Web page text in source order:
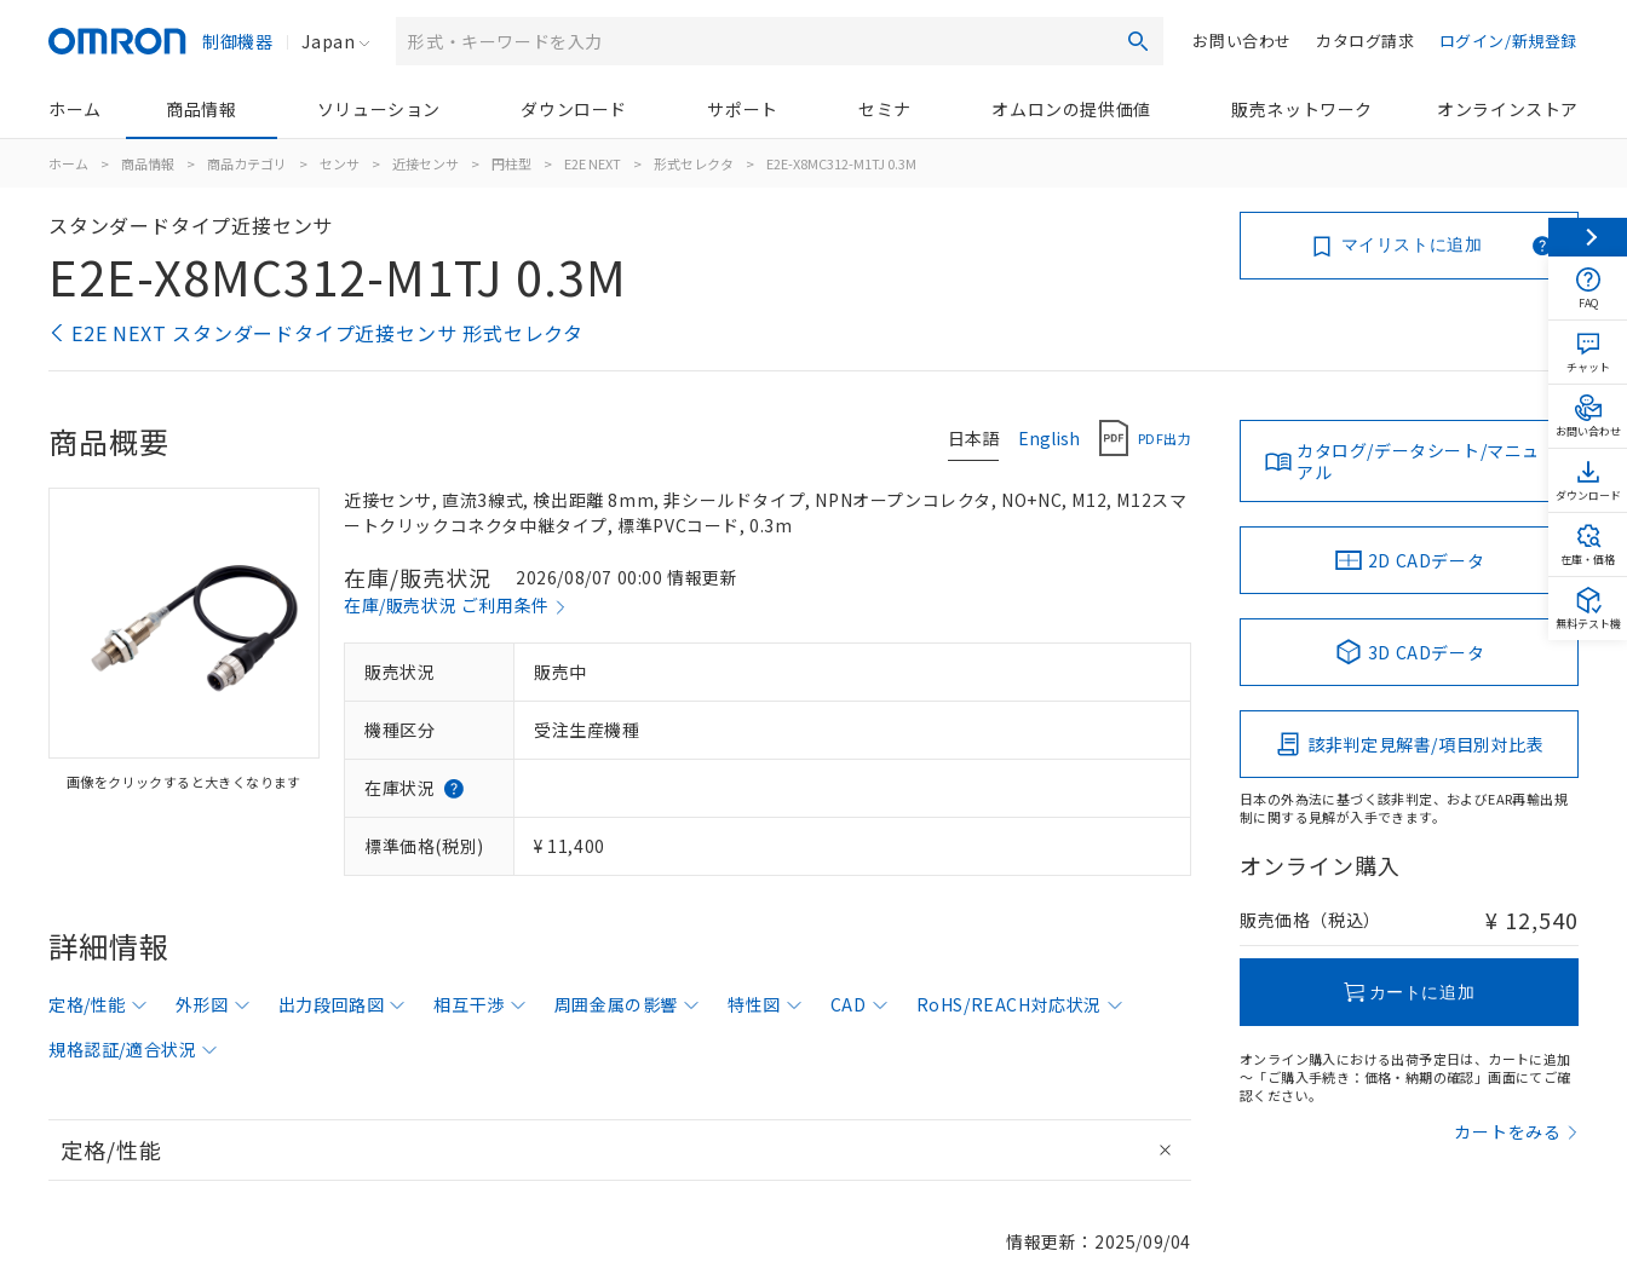
制御機器 Japan 検索 ログイン/新規登録
カタログ請求
お問い合わせ
ホーム 商品情報 ソリューション ダウンロード サポート セミナ オムロンの提供価値 販売ネットワーク オンラインストア
ホーム > 商品情報 > 商品カテゴリ > センサ > 近接センサ > 円柱型 > E2E NEXT > 形式セレクタ > E2E-X8MC312-M1TJ 0.3M
スタンダードタイプ近接センサ
E2E-X8MC312-M1TJ 0.3M
E2E NEXT スタンダードタイプ近接センサ 形式セレクタ
マイリストに追加
日本語 English PDF出力
商品概要
画像をクリックすると大きくなります
近接センサ, 直流3線式, 検出距離 8mm, 非シールドタイプ, NPNオープンコレクタ, NO+NC, M12, M12スマ
ートクリックコネクタ中継タイプ, 標準PVCコード, 0.3m
在庫/販売状況
2026/08/07 00:00 情報更新
在庫/販売状況 ご利用条件
販売状況 販売中
機種区分 受注生産機種
在庫状況
標準価格(税別) ¥ 11,400
詳細情報
定格/性能 外形図 出力段回路図 相互干渉 周囲金属の影響 特性図 CAD
RoHS/REACH対応状況
規格認証/適合状況
定格/性能
情報更新：2025/09/04
カタログ/データシート/マニュ
アル
2D CADデータ
3D CADデータ
該非判定見解書/項目別対比表
日本の外為法に基づく該非判定、およびEAR再輸出規
制に関する見解が入手できます。
オンライン購入
販売価格（税込） ¥ 12,540
カートに追加
オンライン購入における出荷予定日は、カートに追加
～「ご購入手続き：価格・納期の確認」画面にてご確
認ください。
カートをみる
FAQ
チャット
お問い合わせ
ダウンロード
在庫・価格
無料テスト機